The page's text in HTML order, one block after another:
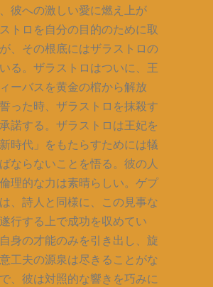
彼への激しい愛に燃え上が
トロを自分の目的のために取
、その根底にはザラストロの
る。ザラストロはついに、王
ーバスを黄金の棺から解放
った時、ザラストロを抹殺す
諾する。ザラストロは王妃を
時代」をもたらすためには犠
ならないことを悟る。彼の人
理的な力は素晴らしい。ゲプ
、詩人と同様に、この見事な
行する上で成功を収めてい
身の才能のみを引き出し、旋
工夫の源泉は尽きることがな
、彼は対照的な響きを巧みに